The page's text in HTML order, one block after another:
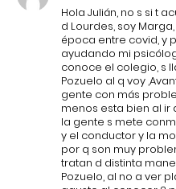
Hola Julián, no s si t
d Lourdes, soy
época entre covid, y
ayudando mi
conoce el colegio, s
Pozuelo al q voy
gente con más
menos esta bien al ir
la gente s mete
y el conductor y la
por q son muy
tratan d distinta
Pozuelo, al no a ver